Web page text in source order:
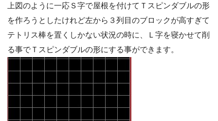
上図のように一応Ｓ字で屋根を付けてＴスピンダブルの形
を作ろうとしたけれど左から３列目のブロックが高すぎて
テトリス棒を置くしかない状況の時に、Ｌ字を寝かせて削
る事でＴスピンダブルの形にする事ができます。